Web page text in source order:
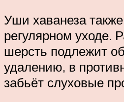
Уши хаванеза
регулярном уходе.
шерсть подлежит
удалению, в
забьёт слуховые